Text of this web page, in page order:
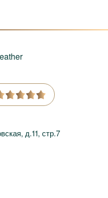
д.11, стр.7